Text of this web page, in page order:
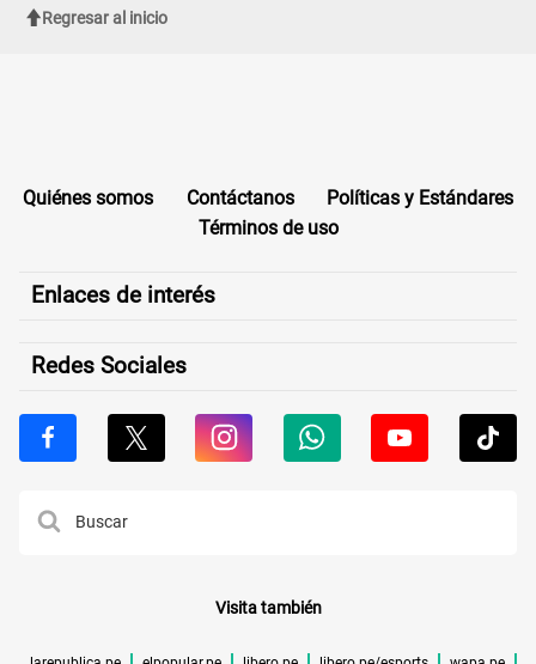
Regresar al inicio
Quiénes somos Contáctanos
Políticas y Estándares
Términos de uso
Enlaces de interés
Redes Sociales
Visita también